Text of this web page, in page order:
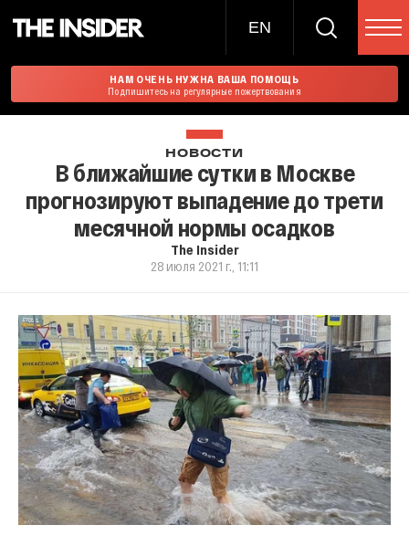
EN
НАМ ОЧЕНЬ НУЖНА ВАША ПОМОЩЬ
Подпишитесь на регулярные пожертвования
НОВОСТИ
В ближайшие сутки в Москве
прогнозируют выпадение до трети
месячной нормы осадков
The Insider
28 июля 2021 г., 11:11